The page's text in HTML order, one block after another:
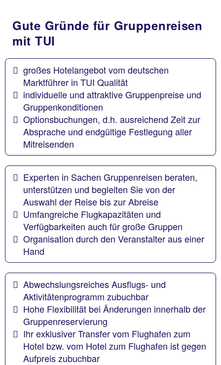
Gute Gründe für Gruppenreisen
mit TUI
großes Hotelangebot vom deutschen
Marktführer in TUI Qualität
individuelle und attraktive Gruppenpreise und
Gruppenkonditionen
Optionsbuchungen, d.h. ausreichend Zeit zur
Absprache und endgültige Festlegung aller
Mitreisenden
Experten in Sachen Gruppenreisen beraten,
unterstützen und begleiten Sie von der
Auswahl der Reise bis zur Abreise
Umfangreiche Flugkapazitäten und
Verfügbarkeiten auch für große Gruppen
Organisation durch den Veranstalter aus einer
Hand
Abwechslungsreiches Ausflugs- und
Aktivitätenprogramm zubuchbar
Hohe Flexibilität bei Änderungen innerhalb der
Gruppenreservierung
Ihr exklusiver Transfer vom Flughafen zum
Hotel bzw. vom Hotel zum Flughafen ist gegen
Aufpreis zubuchbar